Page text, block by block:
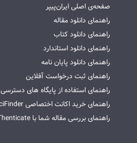
صفحه‌ی اصلی ایران‌پیپر
راهنمای دانلود مقاله
راهنمای دانلود کتاب
راهنمای دانلود استاندارد
راهنمای دانلود پایان نامه
راهنمای ثبت درخواست آفلاین
راهنمای استفاده از پایگاه های
راهنمای خرید اکانت اختصاصی SciFinder
راهنمای بررسی مقاله شما با iThenticate و Grammerly